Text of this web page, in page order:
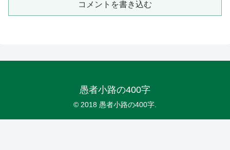
コメントを書き込む
愚者小路の400字
© 2018 愚者小路の400字.